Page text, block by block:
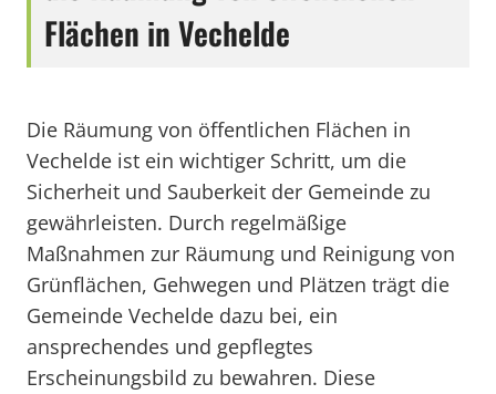
Flächen in Vechelde
Die Räumung von öffentlichen Flächen in
Vechelde ist ein wichtiger Schritt, um die
Sicherheit und Sauberkeit der Gemeinde zu
gewährleisten. Durch regelmäßige
Maßnahmen zur Räumung und Reinigung von
Grünflächen, Gehwegen und Plätzen trägt die
Gemeinde Vechelde dazu bei, ein
ansprechendes und gepflegtes
Erscheinungsbild zu bewahren. Diese